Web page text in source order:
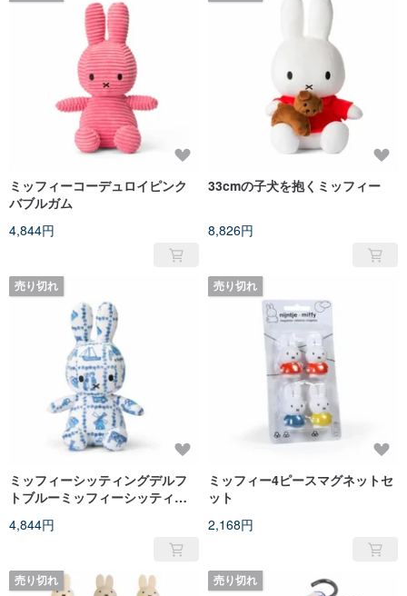
ミッフィーコーデュロイピンク
バブルガム
4,844円
33cmの子犬を抱くミッフィー
8,826円
売り切れ
ミッフィーシッティングデルフ
トブルーミッフィーシッティン
4,844円
売り切れ
ミッフィー4ピースマグネットセ
ット
2,168円
売り切れ 売り切れ